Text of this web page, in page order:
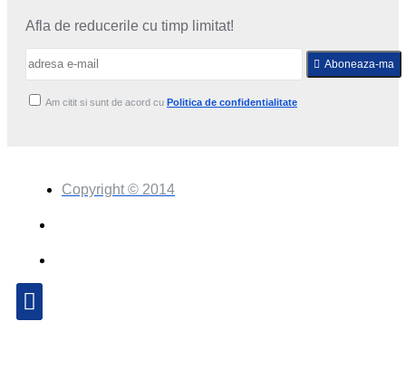
Afla de reducerile cu timp limitat!
Aboneaza-ma
Am citit si sunt de acord cu Politica de confidentialitate
Copyright © 2014